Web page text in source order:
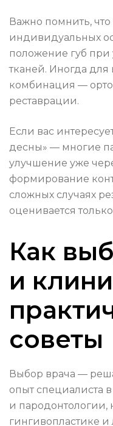
Важно помнить, что
индивидуальных
положение губ при
тканей. Иногда
комбинация —
реставрации.
Если вас
десны» — многие
улучшение уже
формирование
сложных случаях
оценивается
Как
и
советы
Выбор врача —
опыт специалиста
и пародонтологии,
гингивопластике и